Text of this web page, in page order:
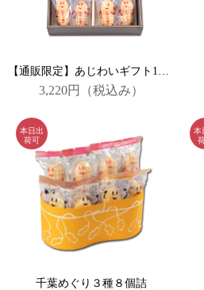
3,220円 （税込み）
千葉めぐり３種８個詰